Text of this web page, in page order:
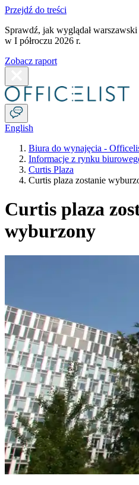
Przejdź do treści
Sprawdź, jak wyglądał
w I półroczu 2026 r.
Zobacz raport
English
Biura do wynajęcia -
Informacje z rynku
Curtis Plaza
Curtis plaza zostanie
Curtis plaza
wyburzony